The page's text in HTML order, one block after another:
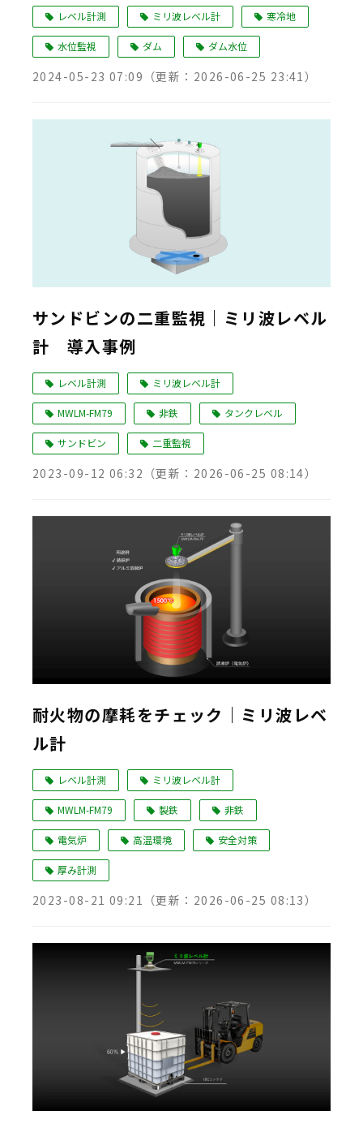
レベル計測 ミリ波レベル計 寒冷地
水位監視 ダム ダム水位
2024-05-23 07:09 （更新： 2026-06-25 23:41 ）
サンドビンの二重監視｜ミリ波レベル
計 導入事例
レベル計測 ミリ波レベル計
MWLM-FM79 非鉄 タンクレベル
サンドビン 二重監視
2023-09-12 06:32 （更新： 2026-06-25 08:14）
耐火物の摩耗をチェック｜ミリ波レベ
ル計
レベル計測 ミリ波レベル計
MWLM-FM79 製鉄 非鉄
電気炉 高温環境 安全対策
厚み計測
2023-08-21 09:21 （更新： 2026-06-25 08:13）